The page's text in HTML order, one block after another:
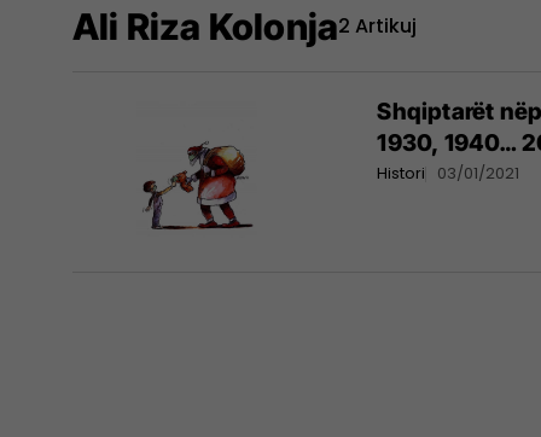
Ali Riza Kolonja2 Artikuj
Shqiptarët
1930, 1940…
Histori 03/01/2021